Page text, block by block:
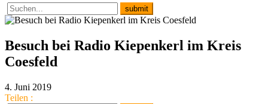
Besuch bei Radio Kiepenkerl im Kreis
Coesfeld
4. Juni 2019
Teilen :